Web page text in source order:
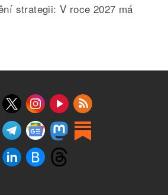
strategii: V roce 2027 má